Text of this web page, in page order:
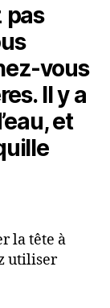
pas
vous
Il y a
et
la tête à
utiliser